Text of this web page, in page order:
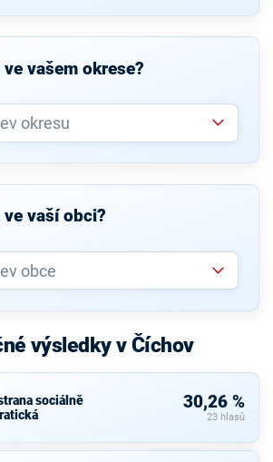
vašem okrese?
vaší obci?
výsledky v Číchov
sociálně
30,26 %
23 hlasů